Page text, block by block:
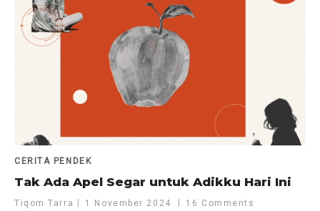
CERITA PENDEK
Tak Ada Apel Segar untuk Adikku Hari Ini
Tiqom Tarra 1 November 2024 16 Comments